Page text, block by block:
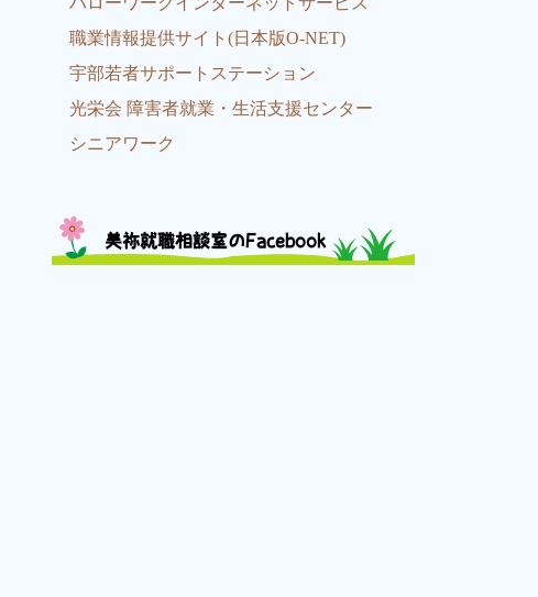
職業情報提供サイト(日本版O-NET)
宇部若者サポートステーション
光栄会 障害者就業・生活支援センター
シニアワーク
美祢就職相談室のFacebook